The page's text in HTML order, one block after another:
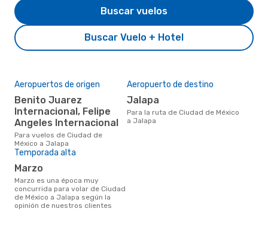
Buscar Vuelo + Hotel
Buscar vuelos
Aeropuertos de origen
Benito Juarez
Internacional, Felipe
Angeles Internacional
Para vuelos de Ciudad de
México a Jalapa
Aeropuerto de destino
Jalapa
Para la ruta de Ciudad de México
a Jalapa
Temporada alta
marzo
marzo es una época muy
concurrida para volar de Ciudad
de México a Jalapa según la
opinión de nuestros clientes